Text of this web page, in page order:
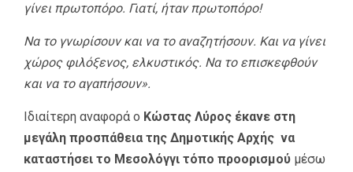
γίνει πρωτοπόρο. Γιατί, ήταν πρωτοπόρο!
Να το γνωρίσουν και να το αναζητήσουν. Και να γίνει
χώρος φιλόξενος, ελκυστικός. Να το επισκεφθούν
και να το αγαπήσουν».
Ιδιαίτερη αναφορά ο Κώστας Λύρος έκανε στη
μεγάλη προσπάθεια της Δημοτικής Αρχής να
καταστήσει το Μεσολόγγι τόπο προορισμού μέσω